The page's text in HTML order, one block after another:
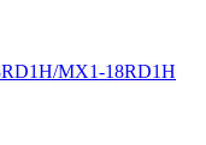
MX1-18RD1H